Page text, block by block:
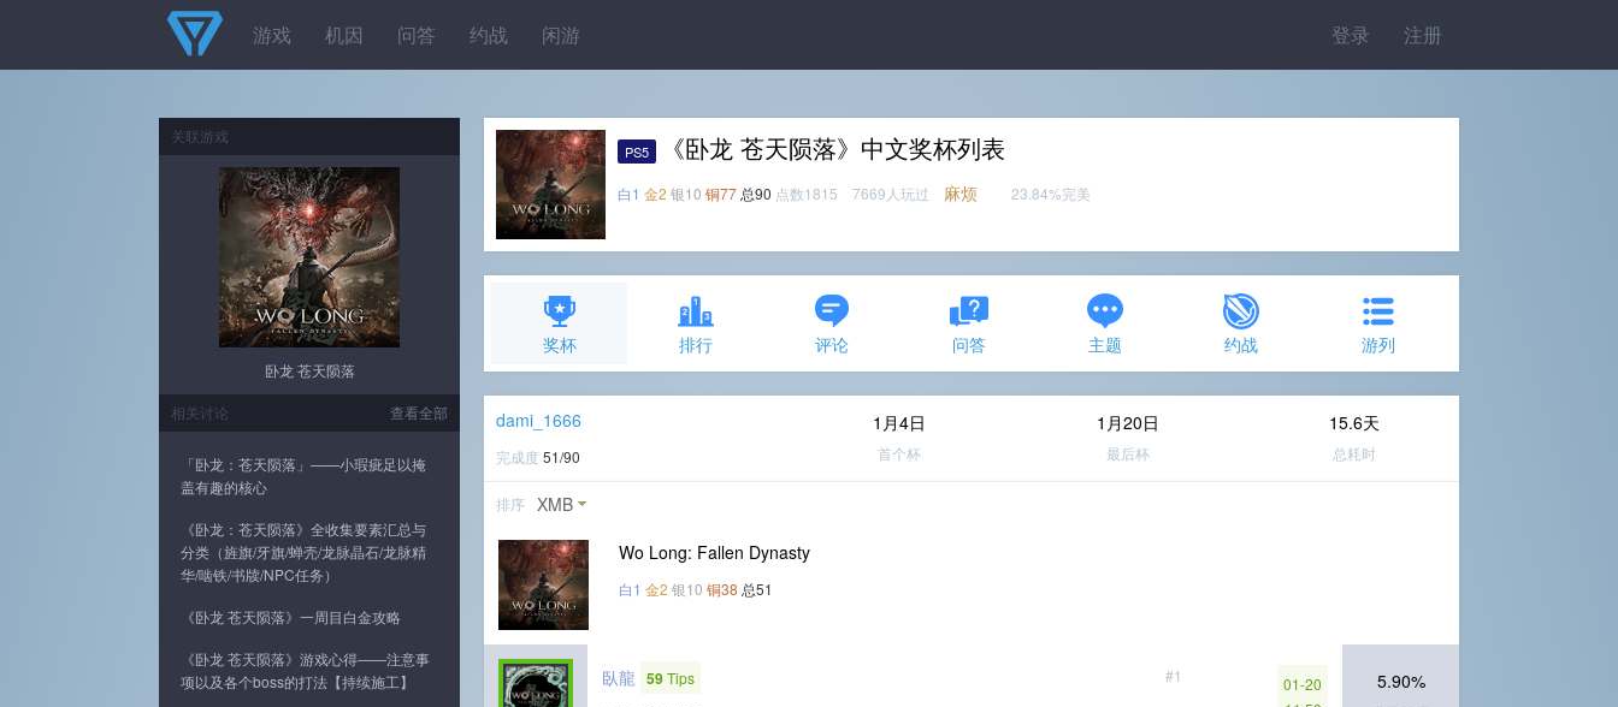
登录 注册
游戏 机因 问答 约战 闲游
PS5 《卧龙 苍天陨落》中文奖杯列表
白1 金2 银10 铜77 总90 点数1815 7669人玩过 麻烦 23.84%完美
奖杯 排行 评论 问答 主题 约战 游列
dami_1666
完成度 51/90
1月4日
首个杯
1月20日
最后杯
15.6天
总耗时
排序 XMB
Wo Long: Fallen Dynasty
白1 金2 银10 铜38 总51
#1
臥龍 59Tips
01-20
5.90%
关联游戏
卧龙 苍天陨落
查看全部
相关讨论
「卧龙：苍天陨落」——小瑕疵足以掩
盖有趣的核心
《卧龙：苍天陨落》全收集要素汇总与
分类（旌旗/牙旗/蝉壳/龙脉晶石/龙脉精
华/啮铁/书牍/NPC任务）
《卧龙 苍天陨落》一周目白金攻略
《卧龙 苍天陨落》游戏心得——注意事
项以及各个boss的打法【持续施工】